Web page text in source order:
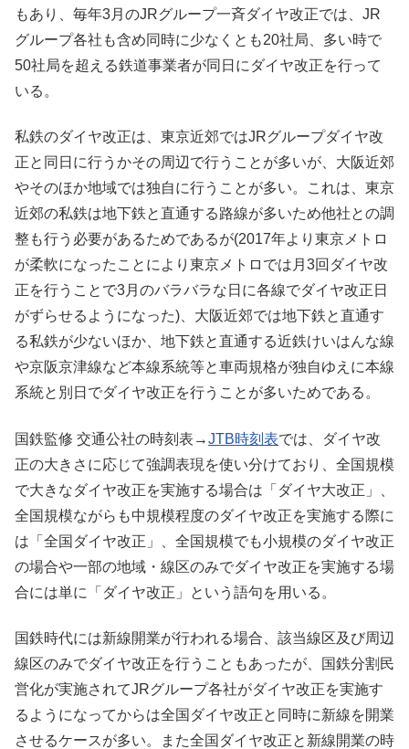
もあり、毎年3月のJRグループ一斉ダイヤ改正では、JR
グループ各社も含め同時に少なくとも20社局、多い時で
50社局を超える鉄道事業者が同日にダイヤ改正を行って
いる。
私鉄のダイヤ改正は、東京近郊ではJRグループダイヤ改
正と同日に行うかその周辺で行うことが多いが、大阪近郊
やそのほか地域では独自に行うことが多い。これは、東京
近郊の私鉄は地下鉄と直通する路線が多いため他社との調
整も行う必要があるためであるが(2017年より東京メトロ
が柔軟になったことにより東京メトロでは月3回ダイヤ改
正を行うことで3月のバラバラな日に各線でダイヤ改正日
がずらせるようになった)、大阪近郊では地下鉄と直通す
る私鉄が少ないほか、地下鉄と直通する近鉄けいはんな線
や京阪京津線など本線系統等と車両規格が独自ゆえに本線
系統と別日でダイヤ改正を行うことが多いためである。
国鉄監修 交通公社の時刻表→JTB時刻表では、ダイヤ改
正の大きさに応じて強調表現を使い分けており、全国規模
で大きなダイヤ改正を実施する場合は「ダイヤ大改正」、
全国規模ながらも中規模程度のダイヤ改正を実施する際に
は「全国ダイヤ改正」、全国規模でも小規模のダイヤ改正
の場合や一部の地域・線区のみでダイヤ改正を実施する場
合には単に「ダイヤ改正」という語句を用いる。
国鉄時代には新線開業が行われる場合、該当線区及び周辺
線区のみでダイヤ改正を行うこともあったが、国鉄分割民
営化が実施されてJRグループ各社がダイヤ改正を実施す
るようになってからは全国ダイヤ改正と同時に新線を開業
させるケースが多い。また全国ダイヤ改正と新線開業の時